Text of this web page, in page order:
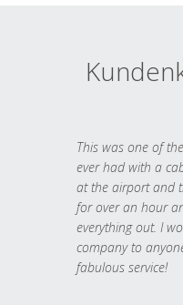
This was one of
ever had with a
at the airport and
for over an hour
everything out. I
company to
fabulous service!